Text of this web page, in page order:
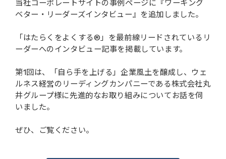
お役立ち情報
導入事例
当社コーポレートサイトの事例ページに『ワーキング
ベター・リーダーズインタビュー』を追加しました。
「はたらくをよくする®」を最前線リードされているリ
ーダーへのインタビュー記事を掲載しています。
第1回は、「自ら手を上げる」企業風土を醸成し、ウェ
ルネス経営のリーディングカンパニーである株式会社丸
井グループ様に先進的なお取り組みについてお話を伺
いました。
ぜひ、ご覧ください。